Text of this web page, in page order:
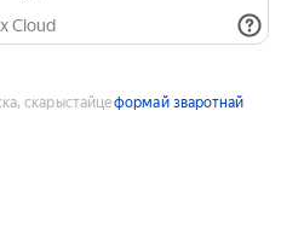
Cloud
скарыстайцеформай зваротнай